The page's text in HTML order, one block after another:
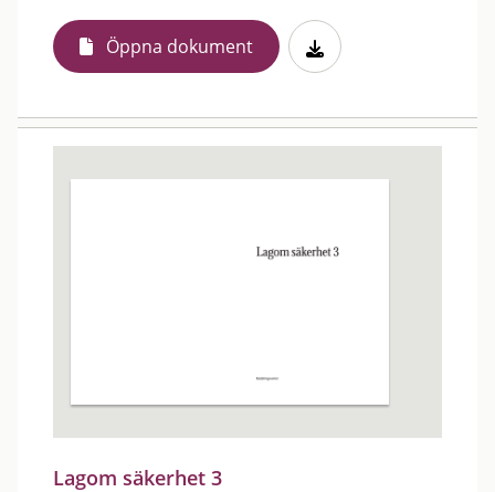
Öppna dokument
Lagom säkerhet 3